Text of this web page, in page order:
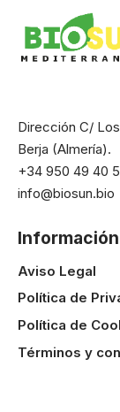
Dirección C/
Berja (Almería).
+34 950 49 40
info@biosun.bio
Información
Aviso Legal
Política de
Política de
Términos y